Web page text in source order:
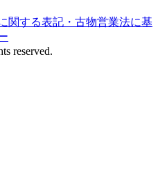
関する表記・古物営業法に基
reserved.